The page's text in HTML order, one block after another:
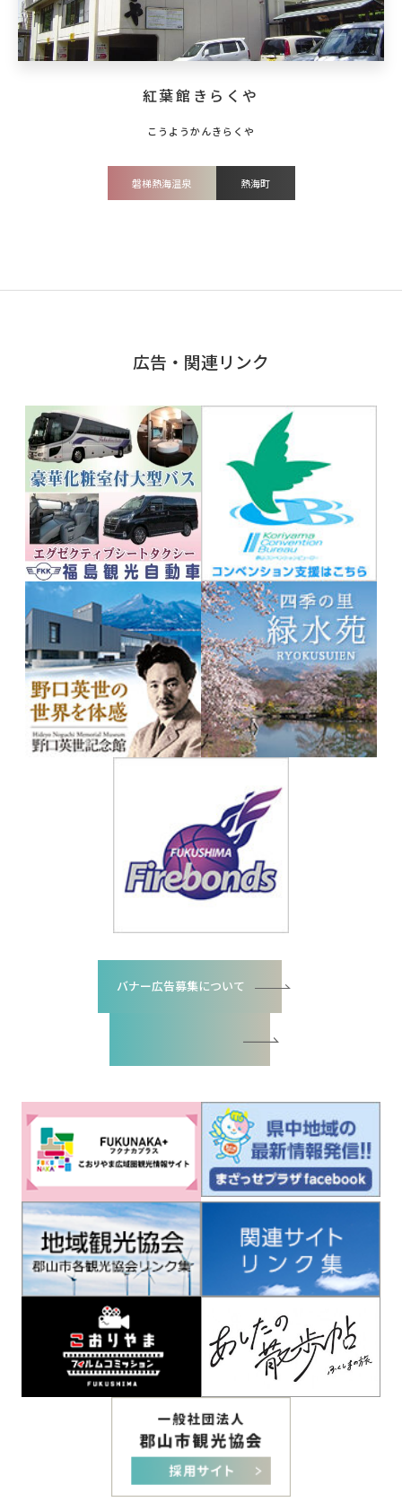
紅葉館きらくや
磐梯熱海温泉 熱海町
広告・関連リンク
バナー広告募集について